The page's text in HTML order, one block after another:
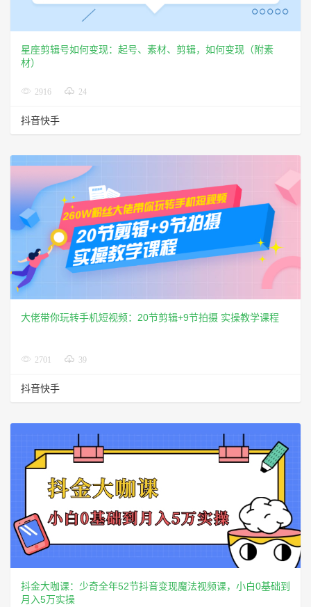
星座剪辑号如何变现：起号、素材、剪辑，如何变现（附素
材）
2916 24
抖音快手
大佬带你玩转手机短视频：20节剪辑+9节拍摄 实操教学课程
2701 39
抖音快手
抖金大咖课：少奇全年52节抖音变现魔法视频课，小白0基础到
月入5万实操